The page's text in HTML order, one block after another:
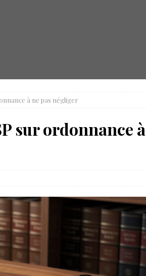
à ne pas négliger
sur ordonnance à